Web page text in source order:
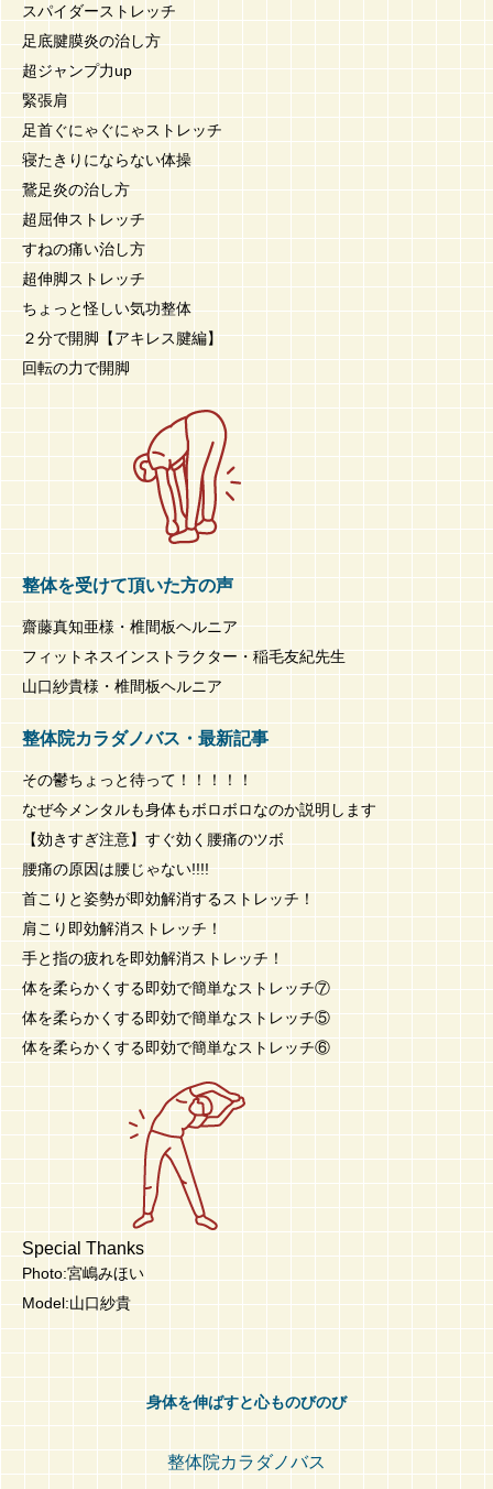
スパイダーストレッチ
足底腱膜炎の治し方
超ジャンプ力up
緊張肩
足首ぐにゃぐにゃストレッチ
寝たきりにならない体操
鵞足炎の治し方
超屈伸ストレッチ
すねの痛い治し方
超伸脚ストレッチ
ちょっと怪しい気功整体
２分で開脚【アキレス腱編】
回転の力で開脚
整体を受けて頂いた方の声
齋藤真知亜様・椎間板ヘルニア
フィットネスインストラクター・稲毛友紀先生
山口紗貴様・椎間板ヘルニア
整体院カラダノバス・最新記事
その鬱ちょっと待って！！！！！
なぜ今メンタルも身体もボロボロなのか説明します
【効きすぎ注意】すぐ効く腰痛のツボ
腰痛の原因は腰じゃない!!!!
首こりと姿勢が即効解消するストレッチ！
肩こり即効解消ストレッチ！
手と指の疲れを即効解消ストレッチ！
体を柔らかくする即効で簡単なストレッチ⑦
体を柔らかくする即効で簡単なストレッチ⑤
体を柔らかくする即効で簡単なストレッチ⑥
Special Thanks
Photo:宮嶋みほい
Model:山口紗貴
身体を伸ばすと心ものびのび
整体院カラダノバス